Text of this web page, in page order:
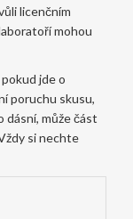
licenčním
mohou
jde o
poruchu skusu,
dásní, může část
si nechte